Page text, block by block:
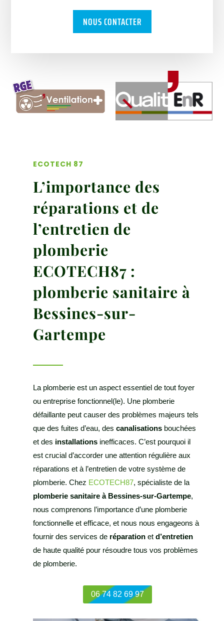
NOUS CONTACTER
ECOTECH 87
L’importance des
réparations et de
l’entretien de
plomberie
ECOTECH87 :
plomberie sanitaire à
Bessines-sur-
Gartempe
La plomberie est un aspect essentiel de tout foyer
ou entreprise fonctionnel(le). Une plomberie
défaillante peut causer des problèmes majeurs tels
que des fuites d’eau, descanalisations bouchées
et des installations inefficaces. C’est pourquoi il
est crucial d’accorder une attention régulière aux
réparations et à l’entretien de votre système de
plomberie. Chez ECOTECH87, spécialiste de la
plomberie sanitaire à Bessines-sur-Gartempe,
nous comprenons l’importance d’une plomberie
fonctionnelle et efficace, et nous nous engageons à
fournir des services de réparation etd’entretien
de haute qualité pour résoudre tous vos problèmes
de plomberie.
06 74 82 69 97